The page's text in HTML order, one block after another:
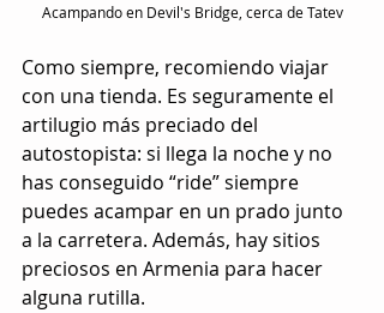
Acampando en Devil's Bridge, cerca de Tatev
Como siempre, recomiendo viajar
con una tienda. Es seguramente el
artilugio más preciado del
autostopista: si llega la noche y no
has conseguido “ride” siempre
puedes acampar en un prado junto
a la carretera. Además, hay sitios
preciosos en Armenia para hacer
alguna rutilla.